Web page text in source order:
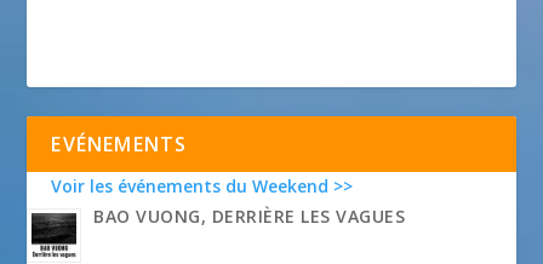
EVÉNEMENTS
Voir les événements du Weekend >>
BAO VUONG, DERRIÈRE LES VAGUES